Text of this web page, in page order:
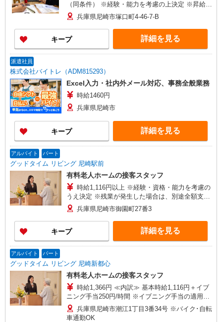
（同条件） ※経験・能力を考慮の上決定 ※昇給あ
り年1回 ※賞与あり年2回（業績による）
兵庫県尼崎市塚口町4-46-7-B
キープ 詳細を見る
派遣社員
株式会社バイトレ（ADM815293）
Excel入力・社内外メール対応、事務全般業務
時給1460円
兵庫県尼崎市
キープ 詳細を見る
アルバイト パート
グッドタイム リビング 尼崎駅前
有料老人ホームの接客スタッフ
時給1,116円以上 ※経験・資格・能力を考慮の
うえ決定 ※残業が発生した場合は、別途全額支給
≪早出手当≫ 7:00〜9:00勤務の場合：早出手当
500円／日支給
兵庫県尼崎市御園町27番3
キープ 詳細を見る
アルバイト パート
グッドタイム リビング 尼崎新都心
有料老人ホームの接客スタッフ
時給1,366円 ≪内訳≫ 基本時給1,116円＋イブ
ニング手当250円/時間 ※イブニング手当の適用は
16:30〜19:30のシフト限定で勤務いただく場合の
みとなります。
兵庫県尼崎市潮江1丁目3番34号 ※バイク･自転
車通勤OK